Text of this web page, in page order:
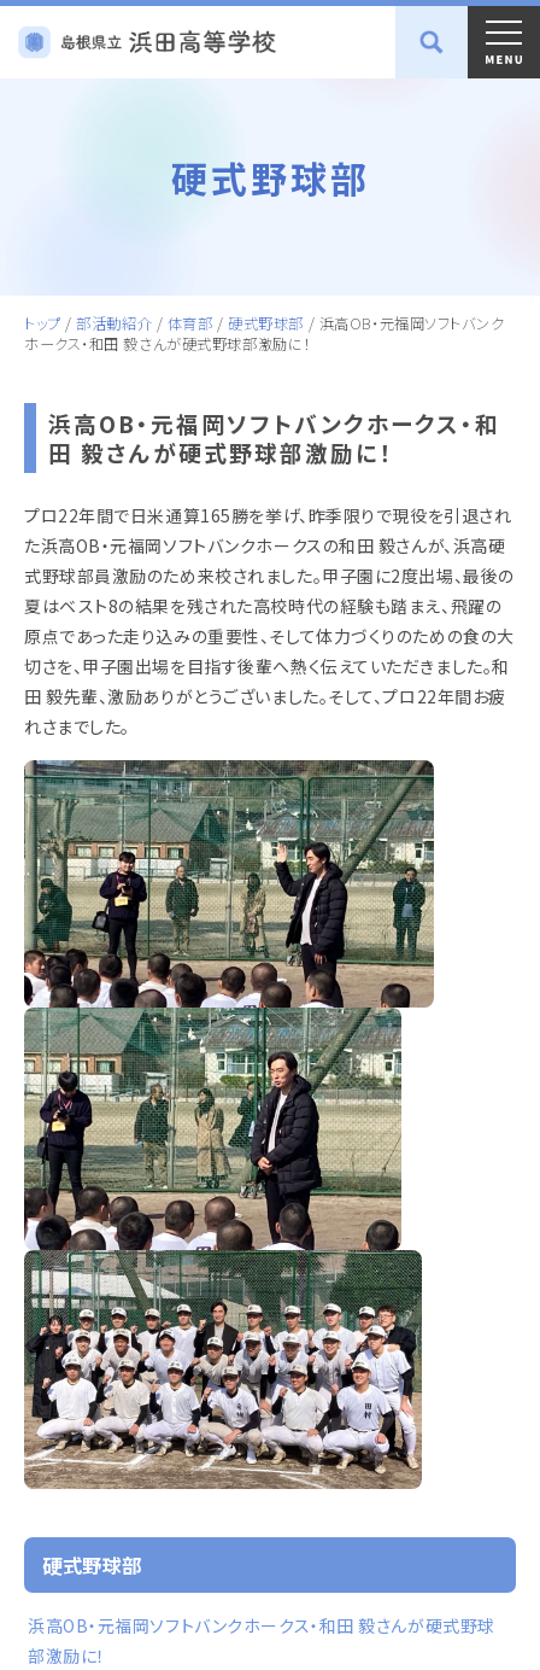
硬式野球部
トップ /部活動紹介 / 体育部 / 硬式野球部 / 浜高OB・元福岡ソフトバンク
ホークス・和田 毅さんが硬式野球部激励に！
浜高OB・元福岡ソフトバンクホークス・和
田 毅さんが硬式野球部激励に！
プロ22年間で日米通算165勝を挙げ、昨季限りで現役を引退され
た浜高OB・元福岡ソフトバンクホークスの和田 毅さんが、浜高硬
式野球部員激励のため来校されました。甲子園に2度出場、最後の
夏はベスト8の結果を残された高校時代の経験も踏まえ、飛躍の
原点であった走り込みの重要性、そして体力づくりのための食の大
切さを、甲子園出場を目指す後輩へ熱く伝えていただきました。和
田 毅先輩、激励ありがとうございました。そして、プロ22年間お疲
れさまでした。
硬式野球部
浜高OB・元福岡ソフトバンクホークス・和田 毅さんが硬式野球
部激励に！